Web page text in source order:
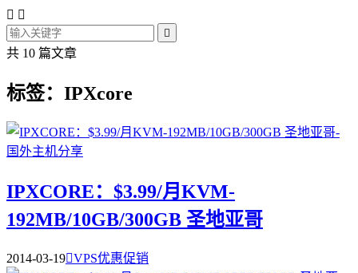
 

共 10 篇文章
标签：IPXcore
IPXCORE：$3.99/月KVM-
192MB/10GB/300GB 圣地亚哥
2014-03-19VPS优惠促销